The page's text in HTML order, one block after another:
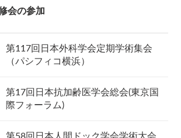
会の参加
第117回日本外科学会定期学術集会
（パシフィコ横浜）
第17回日本抗加齢医学会総会(東京国
際フォーラム)